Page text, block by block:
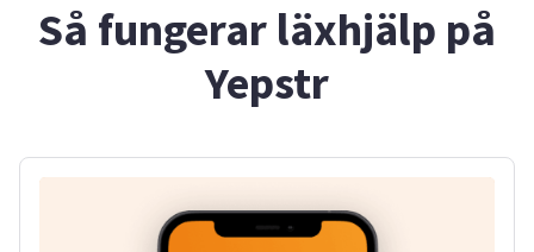
Så fungerar läxhjälp på
Yepstr